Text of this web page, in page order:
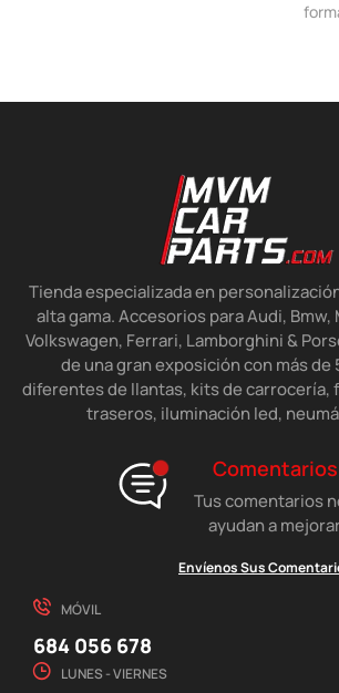
Tienda especializada en
alta gama. Accesorios para Audi, Bmw,
Volkswagen, Ferrari, Lamborghini &
de una gran exposición con más de
diferentes de llantas, kits de carrocería,
traseros, iluminación led,
Comentarios
Tus comentarios
ayudan a
Envíenos Sus
MÓVIL
684 056 678
LUNES - VIERNES